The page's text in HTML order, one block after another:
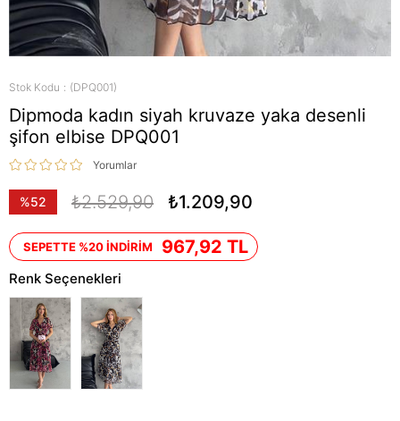
Stok Kodu (DPQ001)
Dipmoda kadın siyah kruvaze yaka desenli
şifon elbise DPQ001
Yorumlar
%52
₺2.529,90 ₺1.209,90
SEPETTE %20 İNDİRİM 967,92 TL
Renk Seçenekleri